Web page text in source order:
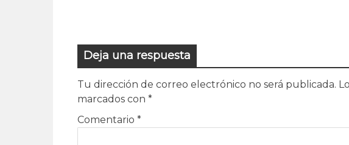
Deja una respuesta
Tu dirección de correo electrónico no será publicada.
marcados con *
Comentario *